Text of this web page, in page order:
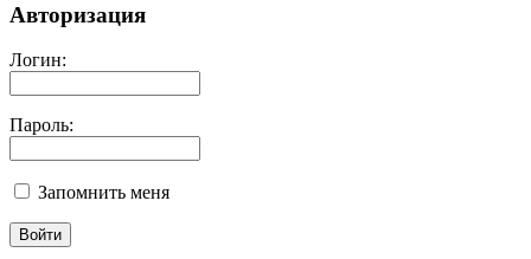
Авторизация
Логин:
Пароль:
Запомнить меня